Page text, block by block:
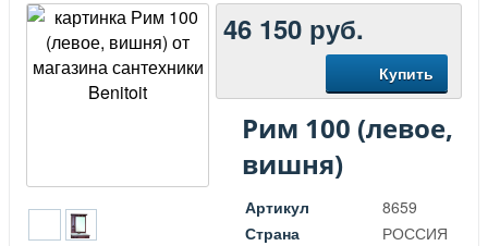
46 150 руб.
Купить
Рим 100 (левое,
вишня)
Артикул
8659
Страна
РОССИЯ